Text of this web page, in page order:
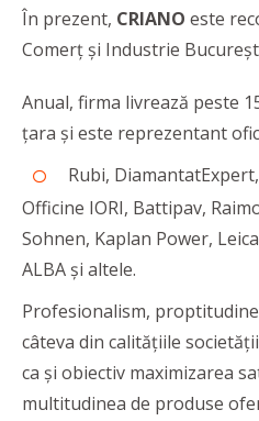
În prezent, CRIANO este
Comerț și Industrie
Anual, firma livrează peste
țara și este reprezentant
Rubi,
Officine IORI, Battipav,
Sohnen, Kaplan Power,
ALBA și altele.
Profesionalism,
câteva din calitățiile societății
ca și obiectiv maximizarea
multitudinea de produse